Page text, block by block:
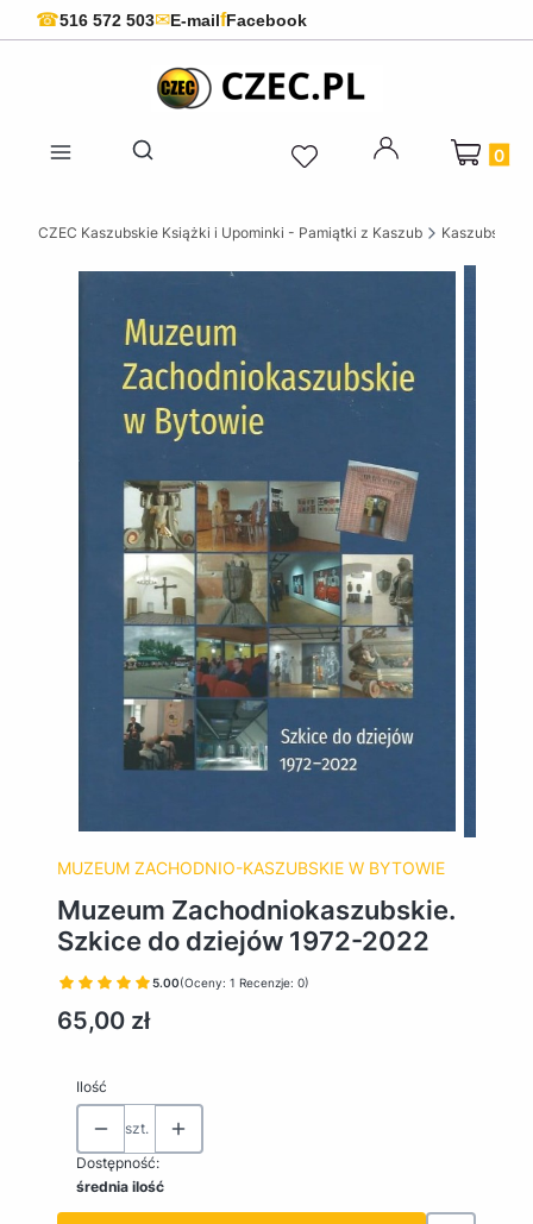
☎516 572 503✉E-mailfFacebook
Otwórz wyszukiwarkę
Produkty
CZEC Kaszubskie Książki i Upominki - Pamiątki z Kaszub Kaszubskie
MUZEUM ZACHODNIO-KASZUBSKIE W BYTOWIE
Muzeum Zachodniokaszubskie.
Szkice do dziejów 1972-2022
5.00(Oceny: 1 Recenzje: 0)
Cena
65,00 zł
Ilość
szt.
Dostępność:
średnia ilość